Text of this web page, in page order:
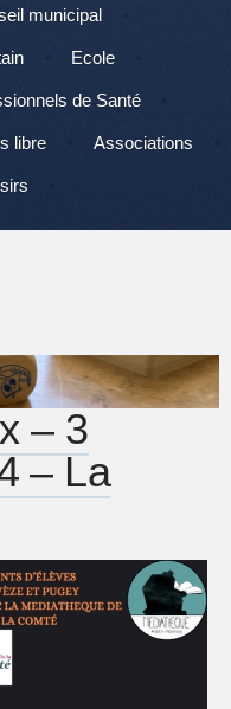
municipal
Ecole
de Santé
libre Associations
– 3
– La